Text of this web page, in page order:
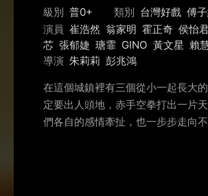
級別 普0+ 類別 台灣好戲 傅
演員 崔浩然 翁家明 霍正奇 侯怡
芯 張郁婕 瑭霏 GINO 黃文星 賴
導演 朱莉莉 彭兆鴻
在這個城鎮裡有三個從小一起長大
定要出人頭地，赤手空拳打出一片
們各自的感情牽扯，也一步步走向